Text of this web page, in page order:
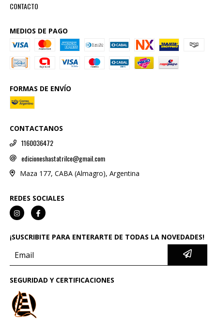
CONTACTO
MEDIOS DE PAGO
FORMAS DE ENVÍO
CONTACTANOS
1160036472
edicioneshastatrilce@gmail.com
Maza 177, CABA (Almagro), Argentina
REDES SOCIALES
¡SUSCRIBITE PARA ENTERARTE DE TODAS LA NOVEDADES!
SEGURIDAD Y CERTIFICACIONES